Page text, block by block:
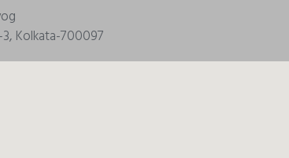
Kolkata-700097